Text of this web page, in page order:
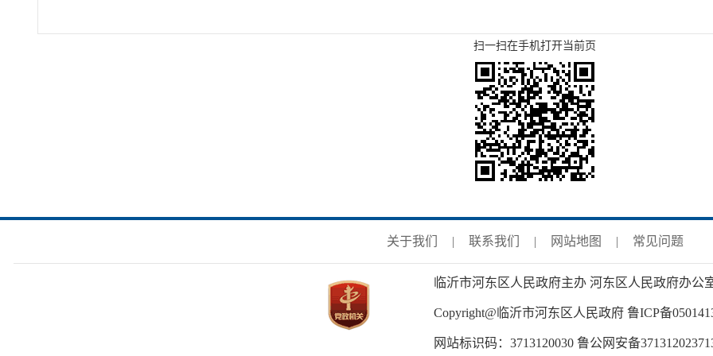
扫一扫在手机打开当前页
关于我们 | 联系我们 | 网站地图 | 常见问题
临沂市河东区人民政府主办 河东区人民政府办公
Copyright@临沂市河东区人民政府 鲁ICP备
网站标识码：3713120030 鲁公网安备